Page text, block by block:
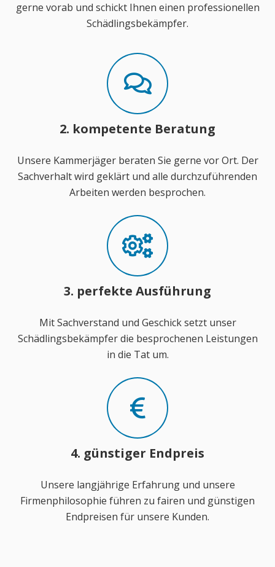
gerne vorab und schickt Ihnen einen professionellen
Schädlingsbekämpfer.
2. kompetente Beratung
Unsere Kammerjäger beraten Sie gerne vor Ort. Der
Sachverhalt wird geklärt und alle durchzuführenden
Arbeiten werden besprochen.
3. perfekte Ausführung
Mit Sachverstand und Geschick setzt unser
Schädlingsbekämpfer die besprochenen Leistungen
in die Tat um.
4. günstiger Endpreis
Unsere langjährige Erfahrung und unsere
Firmenphilosophie führen zu fairen und günstigen
Endpreisen für unsere Kunden.